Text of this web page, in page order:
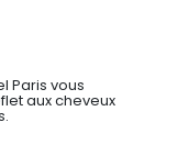
Paris vous
aux cheveux